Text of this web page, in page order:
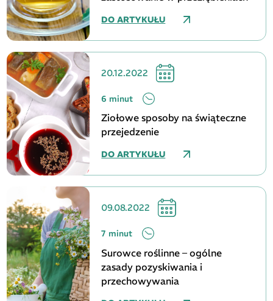
DO ARTYKUŁU
20.12.2022
6 minut
Ziołowe sposoby na świąteczne
przejedzenie
DO ARTYKUŁU
09.08.2022
7 minut
Surowce roślinne – ogólne
zasady pozyskiwania i
przechowywania